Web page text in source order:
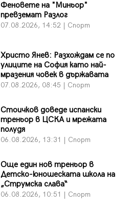
Феновете на "Миньор"
превземат Разлог
07.08.2026, 14:52 | Спорт
Христо Янев: Разхождам се по
улиците на София като най-
мразения човек в държавата
07.08.2026, 08:45 | Спорт
Стоичков доведе испански
треньор в ЦСКА и мрежата
полудя
06.08.2026, 13:31 | Спорт
Още един нов треньор в
Детско-юношеската школа на
„Струмска слава“
06.08.2026, 10:51 | Спорт